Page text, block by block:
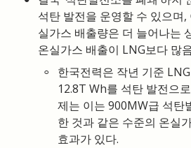
석탄 발전을 운영할 수 있으며
실가스 배출량은 더 늘어나는
온실가스 배출이 LNG보다 많
◦
한국전력은 작년 기준
12.8T Wh를 석탄 발전으
제는 이는 900MW급 석탄
한 것과 같은 수준의 온실
효과가 있다.